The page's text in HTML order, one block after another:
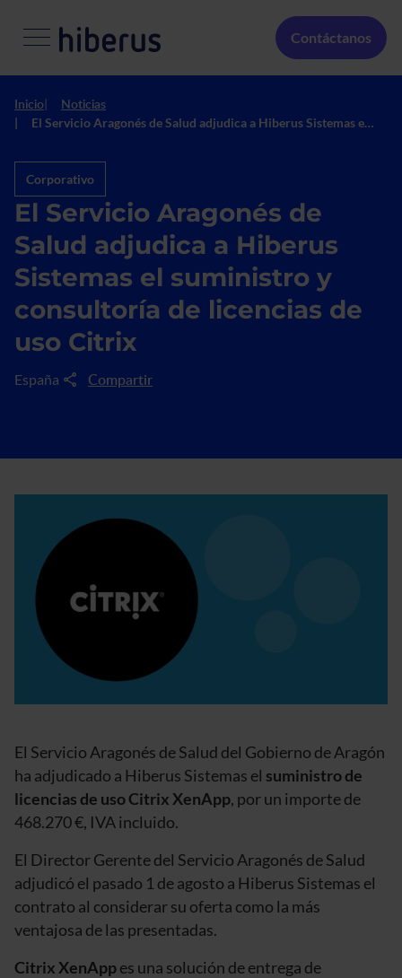
Menú Secundario
Contáctanos
Inicio Noticias
El Servicio Aragonés de
Salud adjudica a Hiberus
Sistemas el suministro y
consultoría de licencias de
uso Citrix
Corporativo
España Compartir
El Servicio Aragonés de Salud del Gobierno de Aragón
ha adjudicado a Hiberus Sistemas el suministro de
licencias de uso Citrix XenApp, por un importe de
468.270 €, IVA incluido.
El Director Gerente del Servicio Aragonés de Salud
adjudicó el pasado 1 de agosto a Hiberus Sistemas el
contrato al considerar su oferta como la más
ventajosa de las presentadas.
Citrix XenAppes una solución de entrega de